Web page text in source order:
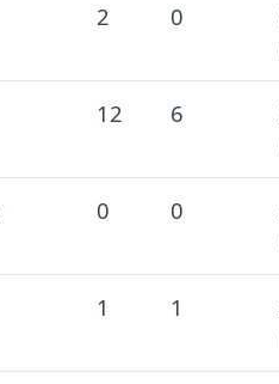
2 0
12 6
0 0
1 1